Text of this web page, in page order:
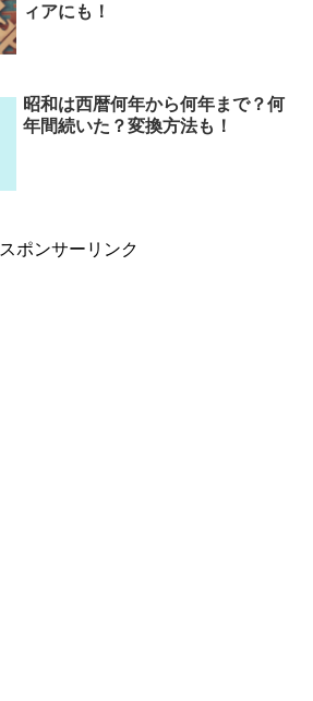
ィアにも！
昭和は西暦何年から何年まで？何
年間続いた？変換方法も！
スポンサーリンク